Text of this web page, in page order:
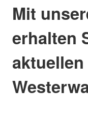
Mit
erhalten